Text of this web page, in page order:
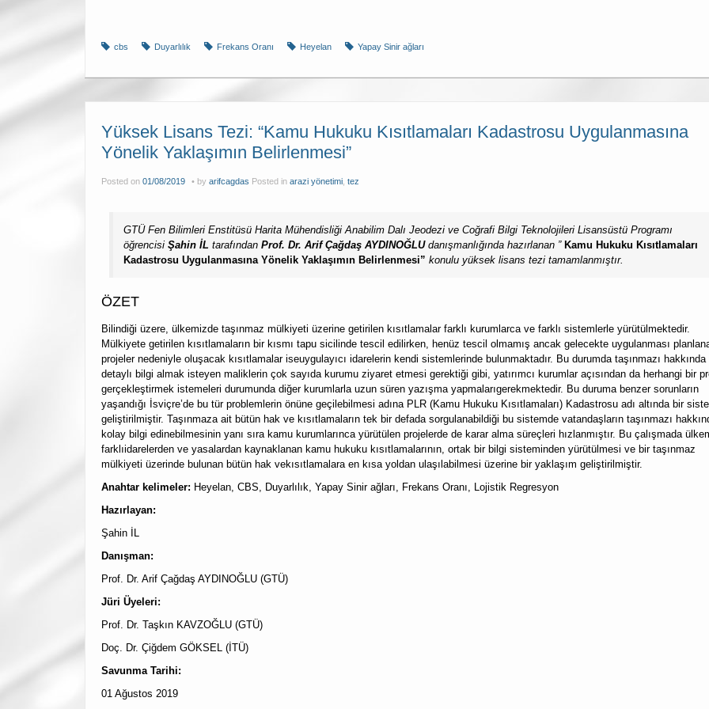
cbs Duyarlılık Frekans Oranı Heyelan Yapay Sinir ağları
Yüksek Lisans Tezi: “Kamu Hukuku Kısıtlamaları Kadastrosu Uygulanmasına
Yönelik Yaklaşımın Belirlenmesi”
Posted on 01/08/2019 by arifcagdas Posted in arazi yönetimi tez
GTÜ Fen Bilimleri Enstitüsü Harita Mühendisliği Anabilim Dalı Jeodezi ve Coğrafi Bilgi Teknolojileri Lisansüstü Programı
öğrencisi Şahin İL tarafından Prof. Dr. Arif Çağdaş AYDINOĞLUdanışmanlığında hazırlanan ” Kamu Hukuku Kısıtlamaları
Kadastrosu Uygulanmasına Yönelik Yaklaşımın Belirlenmesi” konulu yüksek lisans tezi tamamlanmıştır.
ÖZET
Bilindiği üzere, ülkemizde taşınmaz mülkiyeti üzerine getirilen kısıtlamalar farklı kurumlarca ve farklı sistemlerle yürütülmektedir.
Mülkiyete getirilen kısıtlamaların bir kısmı tapu sicilinde tescil edilirken, henüz tescil olmamış ancak gelecekte uygulanması
projeler nedeniyle oluşacak kısıtlamalar iseuygulayıcı idarelerin kendi sistemlerinde bulunmaktadır. Bu durumda taşınmazı hakkında
detaylı bilgi almak isteyen maliklerin çok sayıda kurumu ziyaret etmesi gerektiği gibi, yatırımcı kurumlar açısından da herhangi bir
gerçekleştirmek istemeleri durumunda diğer kurumlarla uzun süren yazışma yapmalarıgerekmektedir. Bu duruma benzer sorunların
yaşandığı İsviçre’de bu tür problemlerin önüne geçilebilmesi adına PLR (Kamu Hukuku Kısıtlamaları) Kadastrosu adı altında bir
geliştirilmiştir. Taşınmaza ait bütün hak ve kısıtlamaların tek bir defada sorgulanabildiği bu sistemde vatandaşların taşınmazı
kolay bilgi edinebilmesinin yanı sıra kamu kurumlarınca yürütülen projelerde de karar alma süreçleri hızlanmıştır. Bu çalışmada
farklıidarelerden ve yasalardan kaynaklanan kamu hukuku kısıtlamalarının, ortak bir bilgi sisteminden yürütülmesi ve bir taşınmaz
mülkiyeti üzerinde bulunan bütün hak vekısıtlamalara en kısa yoldan ulaşılabilmesi üzerine bir yaklaşım geliştirilmiştir.
Anahtar kelimeler: Heyelan, CBS, Duyarlılık, Yapay Sinir ağları, Frekans Oranı, Lojistik Regresyon
Hazırlayan:
Şahin İL
Danışman:
Prof. Dr. Arif Çağdaş AYDINOĞLU (GTÜ)
Jüri Üyeleri:
Prof. Dr. Taşkın KAVZOĞLU (GTÜ)
Doç. Dr. Çiğdem GÖKSEL (İTÜ)
Savunma Tarihi:
01 Ağustos 2019